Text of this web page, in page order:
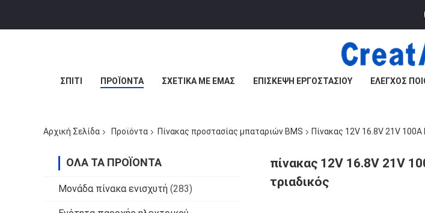
ΣΠΊΤΙ ΠΡΟΪΌΝΤΑ ΣΧΕΤΙΚΆ ΜΕ ΕΜΆΣ ΕΠΙΣΚΕΨΉ ΕΡΓΟΣΤΑΣΊΟΥ ΈΛΕΓΧΟΣ
Αρχική Σελίδα Προϊόντα Πίνακας προστασίας μπαταριών BMS Πίνακας 12V 16.8V 21V
ΌΛΑ ΤΑ ΠΡΟΪΌΝΤΑ
Μονάδα πίνακα ενισχυτή (283)
πίνακας 12V 16.8V 21V
τριαδικός